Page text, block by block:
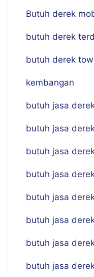
Butuh derek
butuh derek
butuh derek
kembangan
butuh jasa
butuh jasa
butuh jasa
butuh jasa
butuh jasa
butuh jasa
butuh jasa
butuh jasa